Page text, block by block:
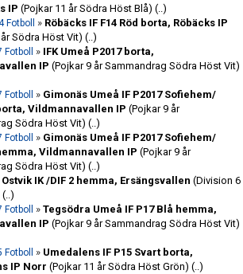
IP (Pojkar 11 år Södra Höst Blå) (..)
Fotboll » Röbäcks IF F14 Röd borta, Röbäcks IP
Södra Höst Vit) (..)
» IFK Umeå P2017 borta,
IP (Pojkar 9 år Sammandrag Södra Höst Vit)
» Gimonäs Umeå IF P2017 Sofiehem/
Vildmannavallen IP (Pojkar 9 år
Södra Höst Vit) (..)
» Gimonäs Umeå IF P2017 Sofiehem/
Vildmannavallen IP (Pojkar 9 år
Södra Höst Vit) (..)
Ostvik IK /DIF 2 hemma, Ersängsvallen (Division 6
(..)
» Tegsödra Umeå IF P17 Blå hemma,
IP (Pojkar 9 år Sammandrag Södra Höst Vit)
» Umedalens IF P15 Svart borta,
IP Norr (Pojkar 11 år Södra Höst Grön) (..)